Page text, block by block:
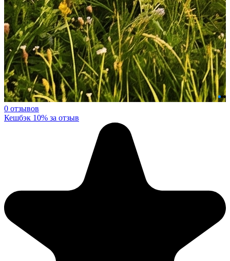
0 отзывов
Кешбэк 10% за отзыв